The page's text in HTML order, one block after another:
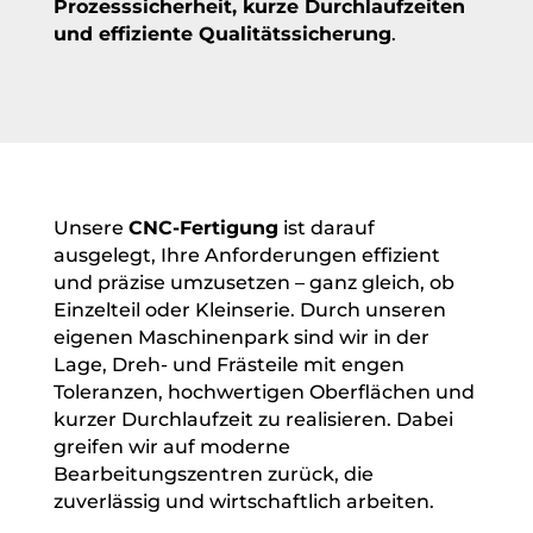
Prozesssicherheit, kurze Durchlaufzeiten
und effiziente Qualitätssicherung.
Unsere CNC-Fertigung ist darauf
ausgelegt, Ihre Anforderungen effizient
und präzise umzusetzen – ganz gleich, ob
Einzelteil oder Kleinserie. Durch unseren
eigenen Maschinenpark sind wir in der
Lage, Dreh- und Frästeile mit engen
Toleranzen, hochwertigen Oberflächen und
kurzer Durchlaufzeit zu realisieren. Dabei
greifen wir auf moderne
Bearbeitungszentren zurück, die
zuverlässig und wirtschaftlich arbeiten.